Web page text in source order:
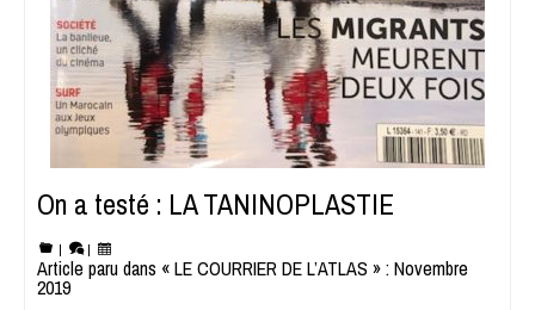
On a testé : LA TANINOPLASTIE
| |
Article paru dans « LE COURRIER DE L’ATLAS » : Novembre
2019